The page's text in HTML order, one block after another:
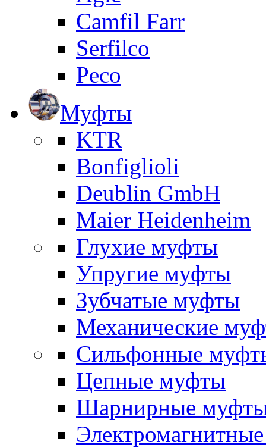
Camfil Farr
Serfilco
Peco
Муфты
KTR
Bonfiglioli
Deublin GmbH
Maier Heidenheim
Глухие муфты
Упругие муфты
Зубчатые муфты
Механические
Сильфонные
Цепные муфты
Шарнирные